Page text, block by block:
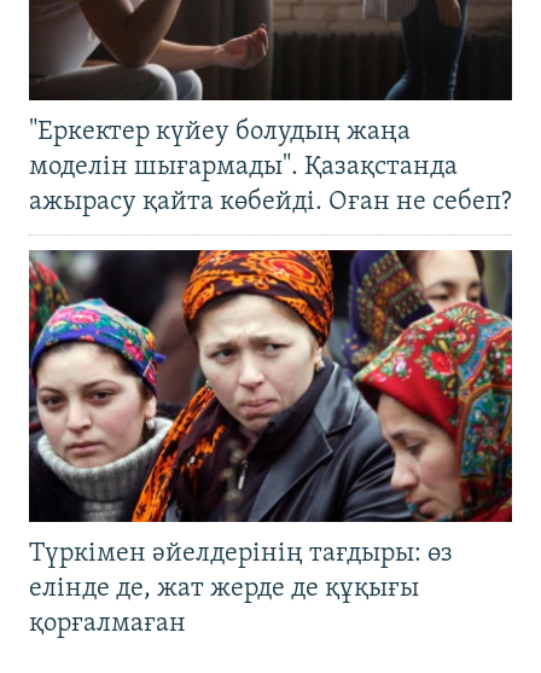
"Еркектер күйеу болудың жаңа
моделін шығармады". Қазақстанда
ажырасу қайта көбейді. Оған не себеп?
Түркімен әйелдерінің тағдыры: өз
елінде де, жат жерде де құқығы
қорғалмаған